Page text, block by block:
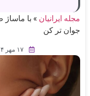
مجله ایرانیان »
جوان تر کن
۱۷ مهر ۱۴۰۴